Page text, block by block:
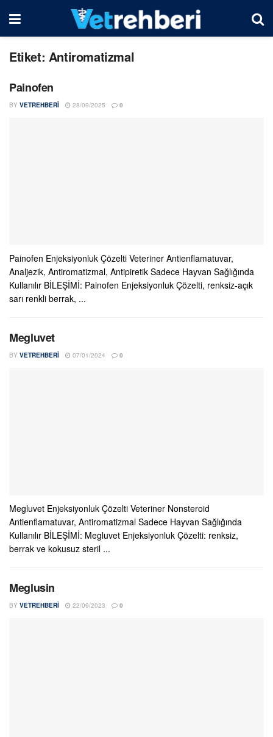
Etiket: Antiromatizmal
Painofen
BY VETREHBERI 28/09/2025 0
Painofen Enjeksiyonluk Çözelti Veteriner Antienflamatuvar,
Analjezik, Antiromatizmal, Antipiretik Sadece Hayvan Sağlığında
Kullanılır BİLEŞİMİ: Painofen Enjeksiyonluk Çözelti, renksiz-açık
sarı renkli berrak, ...
Megluvet
BY VETREHBERI 07/01/2024 0
Megluvet Enjeksiyonluk Çözelti Veteriner Nonsteroid
Antienflamatuvar, Antiromatizmal Sadece Hayvan Sağlığında
Kullanılır BİLEŞİMİ: Megluvet Enjeksiyonluk Çözelti: renksiz,
berrak ve kokusuz steril ...
Meglusin
BY VETREHBERI 22/09/2023 0